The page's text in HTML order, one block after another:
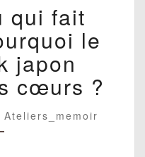
qui fait
le
japon
cœurs ?
Ateliers_memoir